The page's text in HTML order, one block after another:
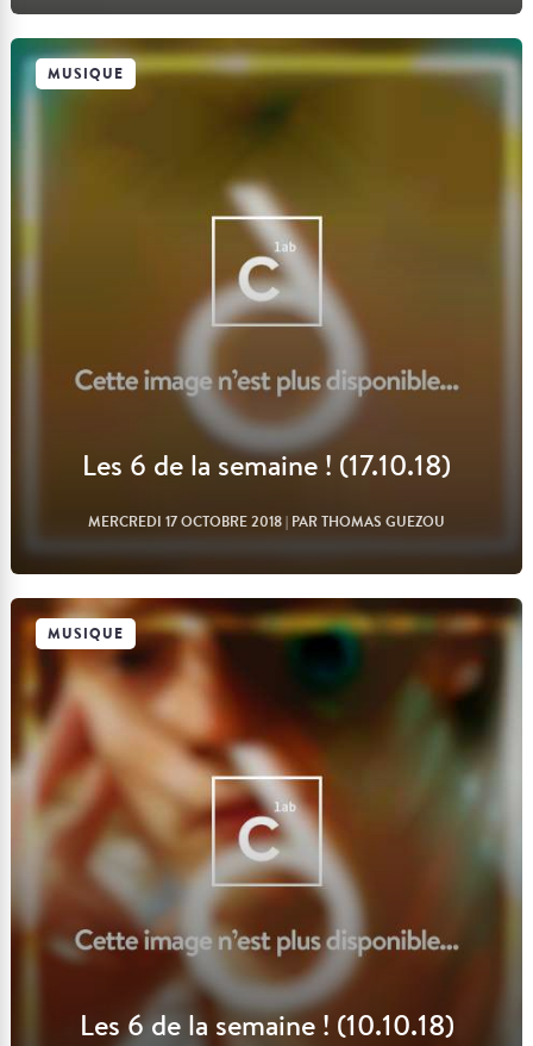
Lire l'article
Les 6 de la semaine ! (17.10.18)
MERCREDI 17 OCTOBRE 2018| PAR THOMAS GUEZOU
Lire l'article
MUSIQUE
Les 6 de la semaine ! (10.10.18)
MUSIQUE